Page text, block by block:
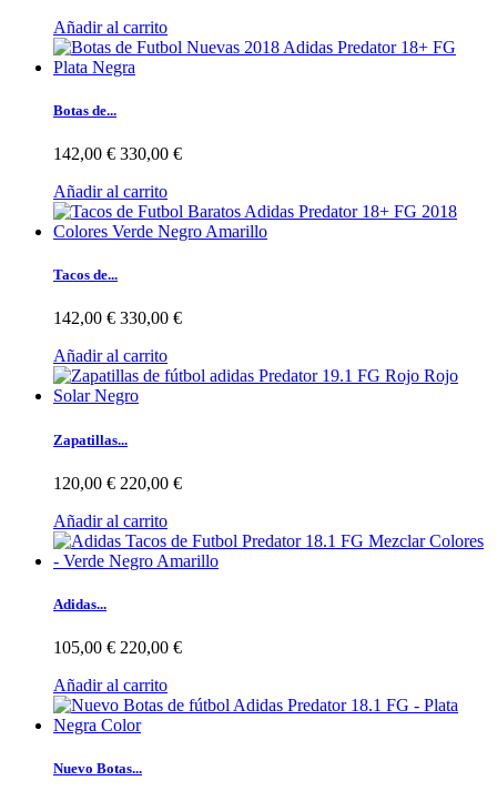
Añadir al carrito
Botas de...
142,00 € 330,00 €
Añadir al carrito
Tacos de...
142,00 € 330,00 €
Añadir al carrito
Zapatillas...
120,00 € 220,00 €
Añadir al carrito
Adidas...
105,00 € 220,00 €
Añadir al carrito
Nuevo Botas...